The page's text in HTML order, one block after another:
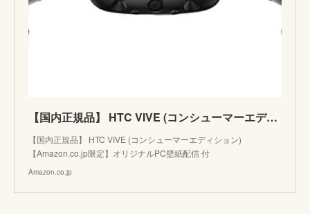
【国内正規品】 HTC VIVE (コンシューマーエディション) 【Amazon.co.jp限定】オリジナルPC壁紙配信 付
【国内正規品】 HTC VIVE (コンシューマーエディション)
【Amazon.co.jp限定】オリジナルPC壁紙配信 付
Amazon.co.jp